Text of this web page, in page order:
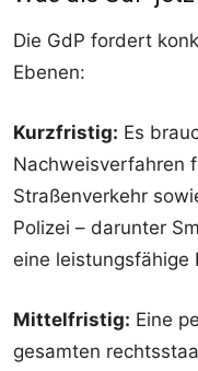
Die GdP fordert
Ebenen:
Kurzfristig: Es
Nachweisverfahren
Straßenverkehr
Polizei – darunter
eine leistungsfähige
Mittelfristig: Eine
gesamten